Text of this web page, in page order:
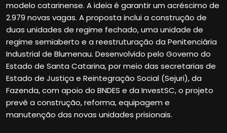
modelo catarinense. A ideia é garantir um acréscimo de
2.979 novas vagas. A proposta inclui a construção de
duas unidades de regime fechado, uma unidade de
regime semiaberto e a reestruturação da Penitenciária
Industrial de Blumenau. Desenvolvido pelo Governo do
Estado de Santa Catarina, por meio das secretarias de
Estado de Justiça e Reintegração Social (Sejuri), da
Fazenda, com apoio do BNDES e da InvestSC, o projeto
prevê a construção, reforma, equipagem e
manutenção das novas unidades prisionais.